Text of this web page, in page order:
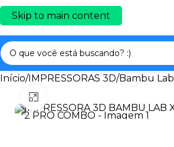
Skip to main content
Início/IMPRESSORAS 3D/Bambu Lab